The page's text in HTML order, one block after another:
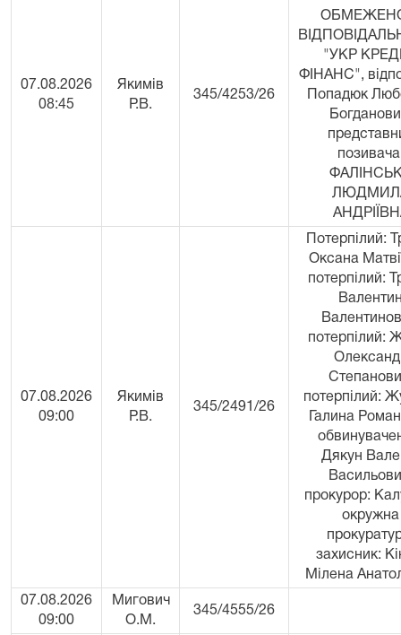
07.08.2026
08:45
Якимів
Р.В.
345/4253/26
"УКР
ФІНАНС",
Попадюк
07.08.2026
09:00
Якимів
Р.В.
345/2491/26
Потерпілий:
Оксана
потерпілий:
потерпілий:
потерпілий:
Галина
Дякун
прокурор:
окружна
захисник:
Мілена
07.08.2026
09:00
Мигович
О.М.
345/4555/26